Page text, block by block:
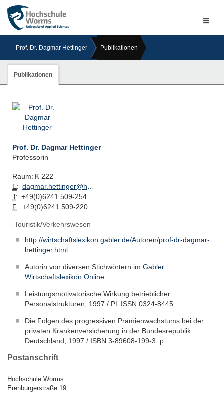
Prof. Dr. Dagmar Hettinger Publikationen
Publikationen
Prof. Dr. Dagmar Hettinger
Professorin
Raum: K 222
E:
T: +49(0)6241.509-254
F: +49(0)6241.509-220
Touristik/Verkehrswesen
http://wirtschaftslexikon.gabler.de/Autoren/prof-dr-dagmar-
hettinger.html
Autorin von diversen Stichwörtern im Gabler
Wirtschaftslexikon Online
Leistungsmotivatorische Wirkung betrieblicher
Personalstrukturen, 1997 / PL ISSN 0324-8445
Die Folgen des progressiven Prämienwachstums bei der
privaten Krankenversicherung in der Bundesrepublik
Deutschland, 1997 / ISBN 3-89608-199-3. p
Postanschrift
Hochschule Worms
Erenburgerstraße 19